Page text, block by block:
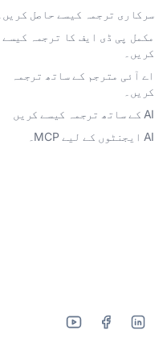
سرکاری ترجمہ کیسے حاصل کریں۔
مکمل پی ڈی ایف کا ترجمہ کیسے
کریں۔
اے آئی مترجم کے ساتھ ترجمہ
کریں۔
AI کے ساتھ ترجمہ کیسے کریں
AI ایجنٹوں کے لیے MCP۔